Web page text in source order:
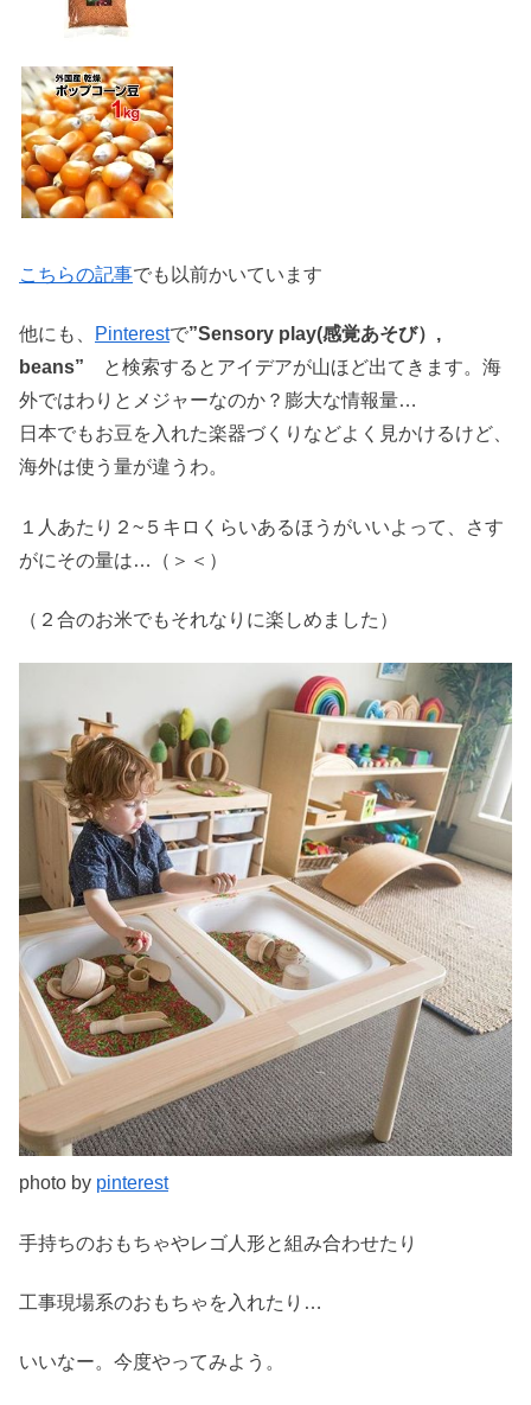
こちらの記事でも以前かいています
他にも、 Pinterestで”Sensory play(感覚あそび）,
beans”
と検索するとアイデアが山ほど出てきます。海
外ではわりとメジャーなのか？膨大な情報量…
日本でもお豆を入れた楽器づくりなどよく見かけるけど、
海外は使う量が違うわ。
１人あたり２~５キロくらいあるほうがいいよって、さす
がにその量は…（＞＜）
（２合のお米でもそれなりに楽しめました）
photo by pinterest
手持ちのおもちゃやレゴ人形と組み合わせたり
工事現場系のおもちゃを入れたり…
いいなー。今度やってみよう。